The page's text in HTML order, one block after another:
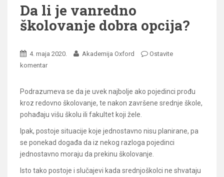
Da li je vanredno
školovanje dobra opcija?
4. maja 2020. Akademija Oxford
Ostavite
komentar
Podrazumeva se da je uvek najbolje ako pojedinci prođu
kroz redovno školovanje, te nakon završene srednje škole,
pohađaju višu školu ili fakultet koji žele.
Ipak, postoje situacije koje jednostavno nisu planirane, pa
se ponekad događa da iz nekog razloga pojedinci
jednostavno moraju da prekinu školovanje.
Isto tako postoje i slučajevi kada srednjoškolci ne shvataju